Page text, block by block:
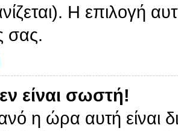
Η επιλογή
σας.
είναι σωστή!
η ώρα αυτή είναι